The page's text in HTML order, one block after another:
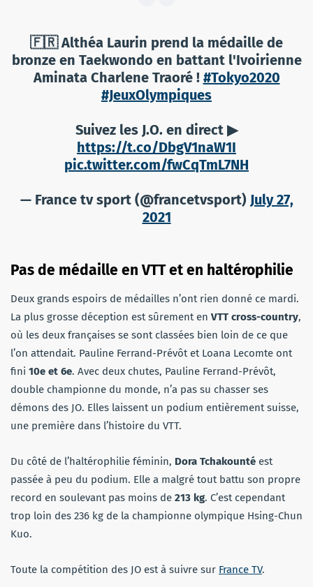
🇫🇷 Althéa Laurin prend la médaille de
bronze en Taekwondo en battant l'Ivoirienne
Aminata Charlene Traoré ! #Tokyo2020
#JeuxOlympiques
Suivez les J.O. en direct ▶
https://t.co/DbgV1naW1I
pic.twitter.com/fwCqTmL7NH
— France tv sport (@francetvsport) July 27,
2021
Pas de médaille en VTT et en haltérophilie
Deux grands espoirs de médailles n’ont rien donné ce mardi.
La plus grosse déception est sûrement en VTT cross-country,
où les deux françaises se sont classées bien loin de ce que
l’on attendait. Pauline Ferrand-Prévôt et Loana Lecomte ont
fini 10e et 6e. Avec deux chutes, Pauline Ferrand-Prévôt,
double championne du monde, n’a pas su chasser ses
démons des JO. Elles laissent un podium entièrement suisse,
une première dans l’histoire du VTT.
Du côté de l’haltérophilie féminin, Dora Tchakounté est
passée à peu du podium. Elle a malgré tout battu son propre
record en soulevant pas moins de 213 kg. C’est cependant
trop loin des 236 kg de la championne olympique Hsing-Chun
Kuo.
Toute la compétition des JO est à suivre sur France TV.